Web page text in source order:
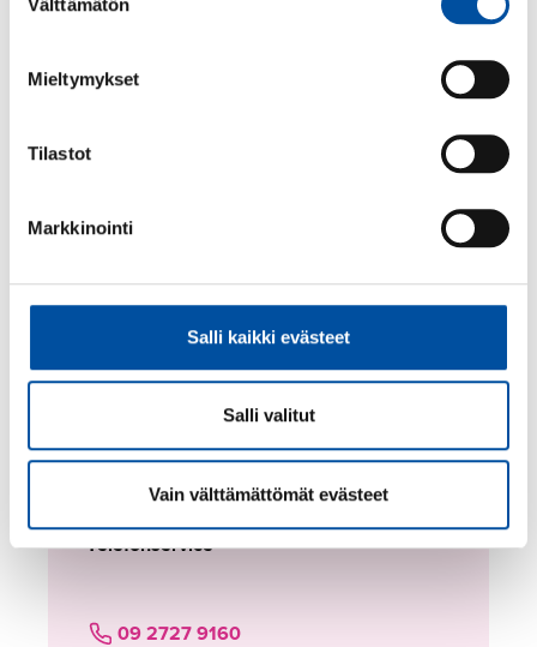
valinta
Mieltymykset
Tilastot
Markkinointi
Salli kaikki evästeet
Salli valitut
Vain välttämättömät evästeet
Kontakta oss, vi finns här
Anställningsfrågor
Frågor som rör bland annat
anställningsförhållande, lön eller arbetstid.
Telefonservice
09 2727 9160